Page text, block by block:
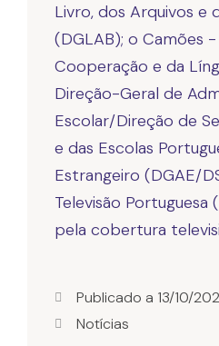
Livro, dos Arquivos e
(DGLAB); o Camões
Cooperação e da
Direção-Geral de
Escolar/Direção de
e das Escolas
Estrangeiro (DGAE/
Televisão Portuguesa
pela cobertura
Publicado a 13/10/
Notícias